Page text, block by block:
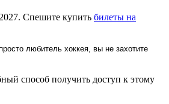
Спешите купить билеты на
любитель хоккея, вы не захотите
способ получить доступ к этому